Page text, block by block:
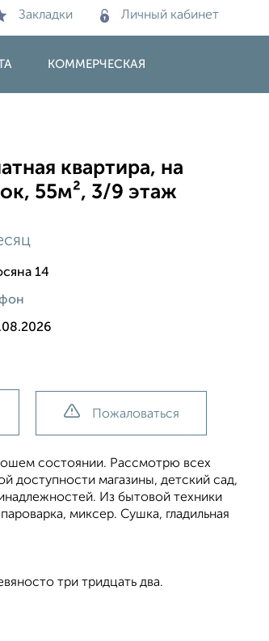
Закладки Личный кабинет
КОММЕРЧЕСКАЯ
квартира, на
55м², 3/9 этаж
14
Пожаловаться
состоянии. Рассмотрю всех
доступности магазины, детский сад,
Из бытовой техники
миксер. Сушка, гладильная
три тридцать два.